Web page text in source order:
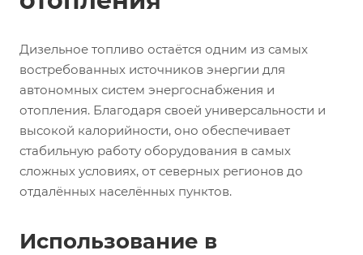
Дизельное топливо остаётся одним из самых
востребованных источников энергии для
автономных систем энергоснабжения и
отопления. Благодаря своей универсальности и
высокой калорийности, оно обеспечивает
стабильную работу оборудования в самых
сложных условиях, от северных регионов до
отдалённых населённых пунктов.
Использование в